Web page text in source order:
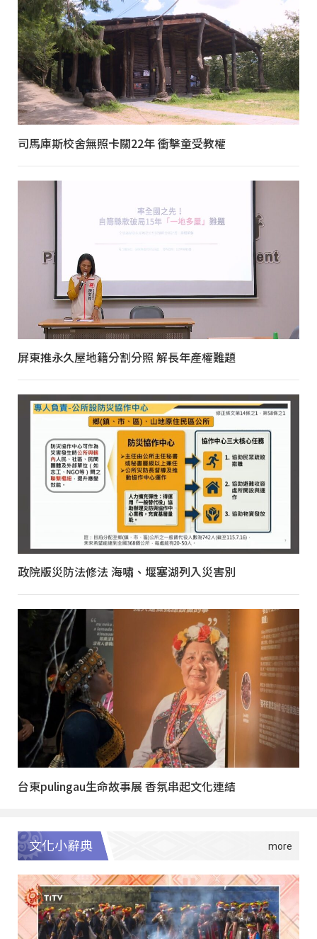
司馬庫斯校舍無照卡關22年 衝擊童受教權
屏東推永久屋地籍分割分照 解長年產權難題
政院版災防法修法 海嘯、堰塞湖列入災害別
台東pulingau生命故事展 香氛串起文化連結
文化小辭典